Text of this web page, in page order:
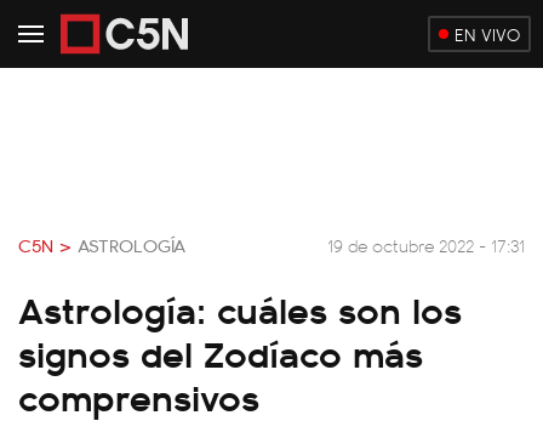
EN VIVO
C5N > ASTROLOGÍA 19 de octubre 2022 - 17:31
Astrología: cuáles son los
signos del Zodíaco más
comprensivos